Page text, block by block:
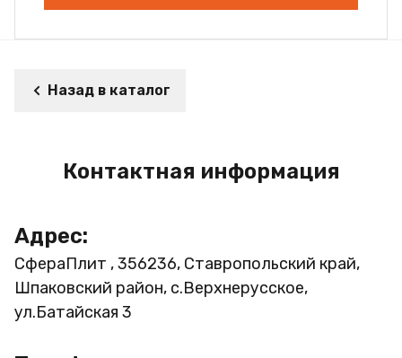
Назад в каталог
Контактная информация
Адрес:
СфераПлит , 356236, Ставропольский край,
Шпаковский район, с.Верхнерусское,
ул.Батайская 3